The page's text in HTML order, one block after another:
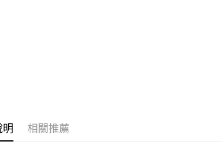
明 相關推薦